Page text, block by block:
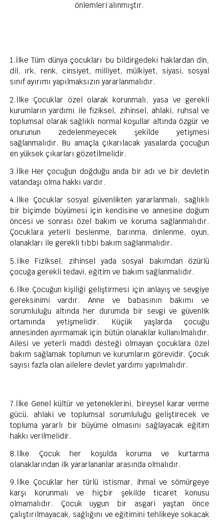
önlemleri alınmıştır.
1.İlke Tüm dünya çocukları bu bildirgedeki haklardan din,
dil, ırk, renk, cinsiyet, milliyet, mülkiyet, siyasi, sosyal
sınıf ayırımı yapılmaksızın yararlanmalıdır.
2.İlke Çocuklar özel olarak korunmalı, yasa ve gerekli
kurumların yardımı ile fiziksel, zihinsel, ahlaki, ruhsal ve
toplumsal olarak sağlıklı normal koşullar altında özgür ve
onurunun zedelenmeyecek şekilde yetişmesi
sağlanmalıdır. Bu amaçla çıkarılacak yasalarda çocuğun
en yüksek çıkarları gözetilmelidir.
3.İlke Her çocuğun doğduğu anda bir adı ve bir devletin
vatandaşı olma hakkı vardır.
4.İlke Çocuklar sosyal güvenlikten yararlanmalı, sağlıklı
bir biçimde büyümesi için kendisine ve annesine doğum
öncesi ve sonrası özel bakım ve koruma sağlanmalıdır.
Çocuklara yeterli beslenme, barınma, dinlenme, oyun,
olanakları ile gerekli tıbbi bakım sağlanmalıdır.
5.İlke Fiziksel, zihinsel yada sosyal bakımdan özürlü
çocuğa gerekli tedavi, eğitim ve bakım sağlanmalıdır.
6.İlke Çocuğun kişiliği geliştirmesi için anlayış ve sevgiye
gereksinimi vardır. Anne ve babasının bakımı ve
sorumluluğu altında her durumda bir sevgi ve güvenlik
ortamında yetişmelidir. Küçük yaşlarda çocuğu
annesinden ayırmamak için bütün olanaklar kullanılmalıdır.
Ailesi ve yeterli maddi desteği olmayan çocuklara özel
bakım sağlamak toplumun ve kurumların görevidir. Çocuk
sayısı fazla olan ailelere devlet yardımı yapılmalıdır.
7.İlke Genel kültür ve yeteneklerini, bireysel karar verme
gücü, ahlaki ve toplumsal sorumluluğu geliştirecek ve
topluma yararlı bir büyüme olmasını sağlayacak eğitim
hakkı verilmelidir.
8.İlke Çocuk her koşulda koruma ve kurtarma
olanaklarından ilk yararlananlar arasında olmalıdır.
9.İlke Çocuklar her türlü istismar, ihmal ve sömürgeye
karşı korunmalı ve hiçbir şekilde ticaret konusu
olmamalıdır. Çocuk uygun bir asgari yaştan önce
çalıştırılmayacak, sağlığını ve eğitimini tehlikeye sokacak